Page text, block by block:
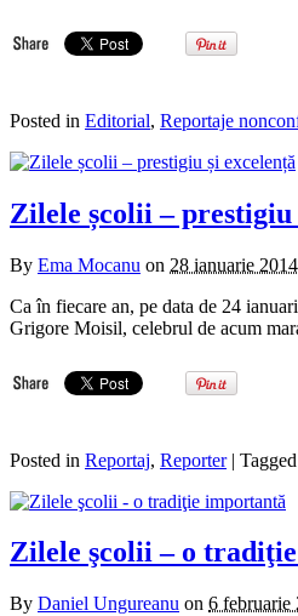
Posted in Editorial, Reportaje
Zilele școlii – prestigiu
By Ema Mocanu on 28 ianuarie 2014
Ca în fiecare an, pe data de 24
Grigore Moisil, celebrul de acum
Posted in Reportaj, Reporter | Tagged
Zilele şcolii – o
By Daniel Ungureanu on 6 februarie